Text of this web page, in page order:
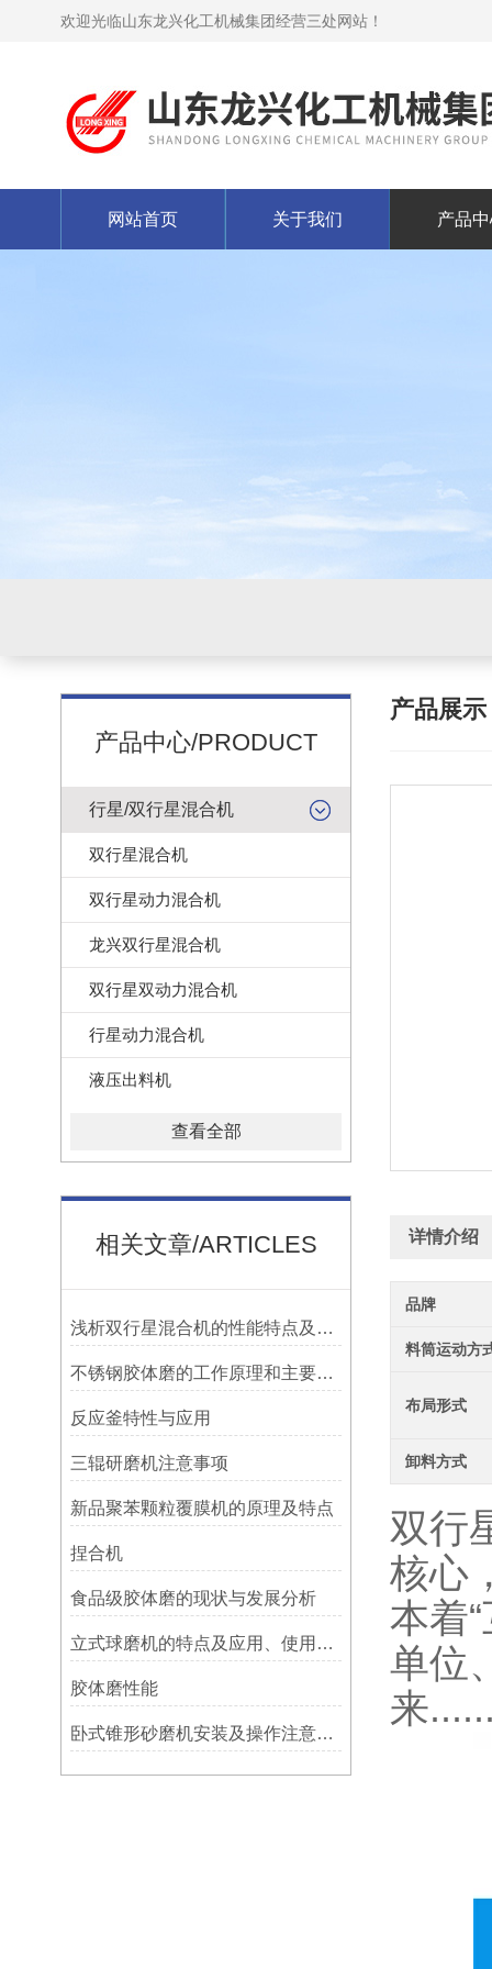
欢迎光临山东龙兴化工机械集团经营三处网站！
网站首页 关于我们 产品
产品中心/PRODUCT
行星/双行星混合机
双行星混合机
双行星动力混合机
龙兴双行星混合机
双行星双动力混合机
行星动力混合机
液压出料机
查看全部
相关文章/ARTICLES
浅析双行星混合机的性能特点及工作原理
不锈钢胶体磨的工作原理和主要特点
反应釜特性与应用
三辊研磨机注意事项
新品聚苯颗粒覆膜机的原理及特点
捏合机
食品级胶体磨的现状与发展分析
立式球磨机的特点及应用、使用保养
胶体磨性能
卧式锥形砂磨机安装及操作注意事项
产品展示
详情介绍
品牌
料筒运动方
布局形式
卸料方式
双行
核心
本着
单位
来